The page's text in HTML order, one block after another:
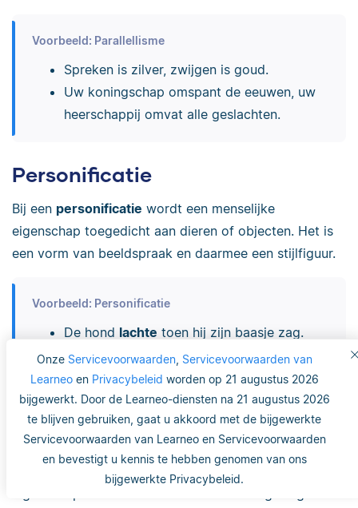
Onze Servicevoorwaarden, Servicevoorwaarden van
Learneoen Privacybeleid worden op 21 augustus 2026
bijgewerkt. Door de Learneo-diensten na 21 augustus 2026
te blijven gebruiken, gaat u akkoord met de bijgewerkte
Servicevoorwaarden van Learneo en Servicevoorwaarden
en bevestigt u kennis te hebben genomen van ons
bijgewerkte Privacybeleid.
Voorbeeld: Parallellisme
Spreken is zilver, zwijgen is goud.
Uw koningschap omspant de eeuwen, uw
heerschappij omvat alle geslachten.
Personificatie
Bij een personificatie wordt een menselijke
eigenschap toegedicht aan dieren of objecten. Het is
een vorm van beeldspraak en daarmee een stijlfiguur.
Voorbeeld: Personificatie
De hond lachte toen hij zijn baasje zag.
De droge grondsmachtnaar het
regenwater.
Pleonasme
pleonasme is een stijlfiguur waarbij een